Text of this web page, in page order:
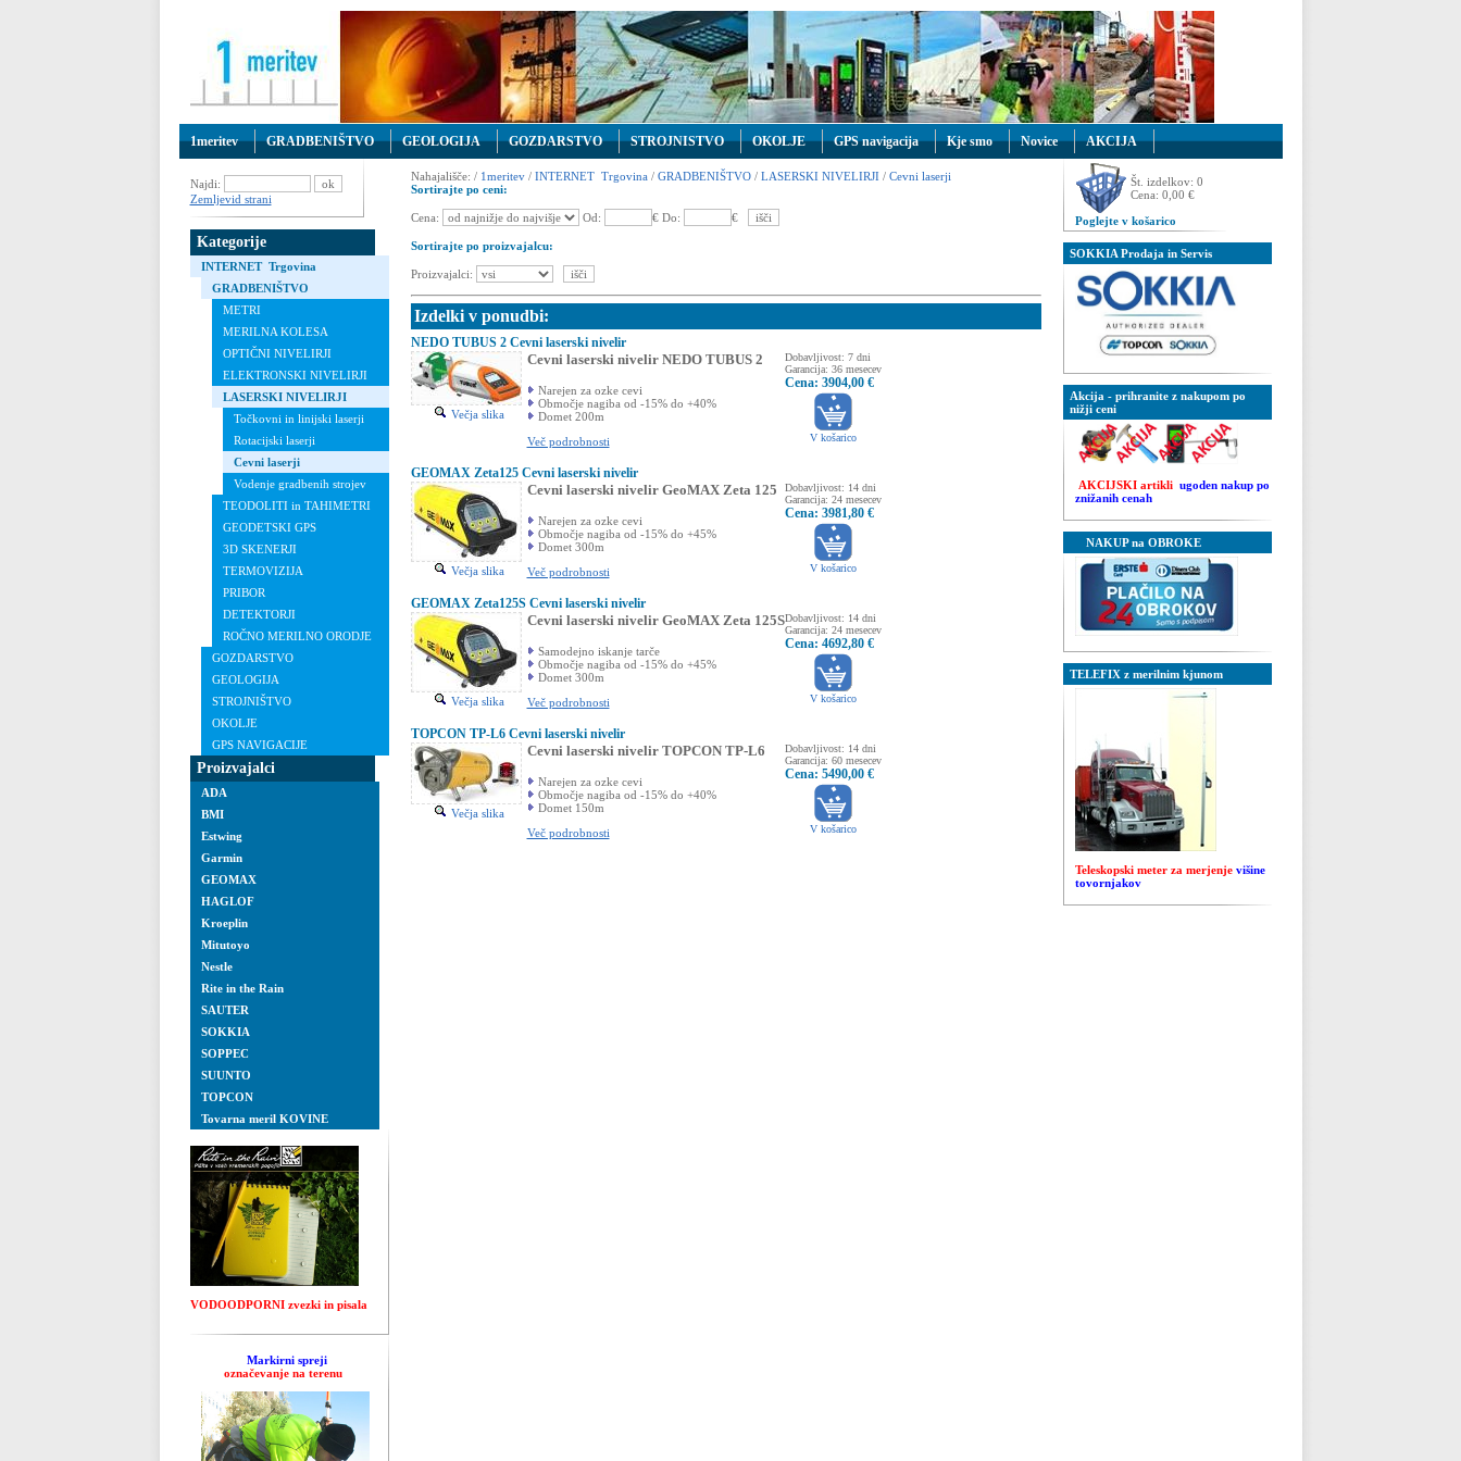
1meritev GRADBENIŠTVO GEOLOGIJA GOZDARSTVO STROJNISTVO OKOLJE GPS navigacija Kje smo Novice AKCIJA
Najdi:
Zemljevid strani
Kategorije
INTERNET Trgovina
GRADBENIŠTVO
METRI
MERILNA KOLESA
OPTIČNI NIVELIRJI
ELEKTRONSKI NIVELIRJI
LASERSKI NIVELIRJI
Točkovni in linijski laserji
Rotacijski laserji
Cevni laserji
Vodenje gradbenih strojev
TEODOLITI in TAHIMETRI
GEODETSKI GPS
3D SKENERJI
TERMOVIZIJA
PRIBOR
DETEKTORJI
ROČNO MERILNO ORODJE
GOZDARSTVO
GEOLOGIJA
STROJNIŠTVO
OKOLJE
GPS NAVIGACIJE
Proizvajalci
ADA
BMI
Estwing
Garmin
GEOMAX
HAGLOF
Kroeplin
Mitutoyo
Nestle
Rite in the Rain
SAUTER
SOKKIA
SOPPEC
SUUNTO
TOPCON
Tovarna meril KOVINE
VODOODPORNI zvezki in pisala
Markirni spreji
označevanje na terenu
Nahajališče: / 1meritev/ INTERNET Trgovina/ GRADBENIŠTVO/ LASERSKI NIVELIRJI / Cevni laserji
Sortirajte po ceni:
Cena: Od: € Do: €
Sortirajte po proizvajalcu:
Proizvajalci:
Izdelki v ponudbi:
NEDO TUBUS 2 Cevni laserski nivelir
Večja slika
Cevni laserski nivelir NEDO TUBUS 2
Narejen za ozke cevi
Območje nagiba od -15% do +40%
Domet 200m
Več podrobnosti
Dobavljivost: 7 dni
Garancija: 36 mesecev
Cena: 3904,00 €
V košarico
GEOMAX Zeta125 Cevni laserski nivelir
Večja slika
Cevni laserski nivelir GeoMAX Zeta 125
Narejen za ozke cevi
Območje nagiba od -15% do +45%
Domet 300m
Več podrobnosti
Dobavljivost: 14 dni
Garancija: 24 mesecev
Cena: 3981,80 €
V košarico
GEOMAX Zeta125S Cevni laserski nivelir
Večja slika
Cevni laserski nivelir GeoMAX Zeta 125S
Samodejno iskanje tarče
Območje nagiba od -15% do +45%
Domet 300m
Več podrobnosti
Dobavljivost: 14 dni
Garancija: 24 mesecev
Cena: 4692,80 €
V košarico
TOPCON TP-L6 Cevni laserski nivelir
Večja slika
Cevni laserski nivelir TOPCON TP-L6
Narejen za ozke cevi
Območje nagiba od -15% do +40%
Domet 150m
Več podrobnosti
Dobavljivost: 14 dni
Garancija: 60 mesecev
Cena: 5490,00 €
V košarico
Št. izdelkov: 0
Cena: 0,00 €
Poglejte v košarico
SOKKIA Prodaja in Servis
Akcija - prihranite z nakupom po
nižji ceni
AKCIJSKI artikli ugoden nakup po
znižanih cenah
NAKUP na OBROKE
TELEFIX z merilnim kjunom
Teleskopski meter za merjenjevišine
tovornjakov